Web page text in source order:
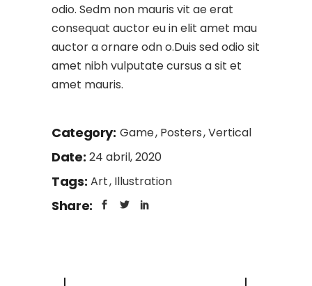
odio. Sedm non mauris vit ae erat
consequat auctor eu in elit amet mau
auctor a ornare odn o.Duis sed odio sit
amet nibh vulputate cursus a sit et
amet mauris.
Category: Game Posters Vertical
Date: 24 abril, 2020
Tags: Art Illustration
Share: